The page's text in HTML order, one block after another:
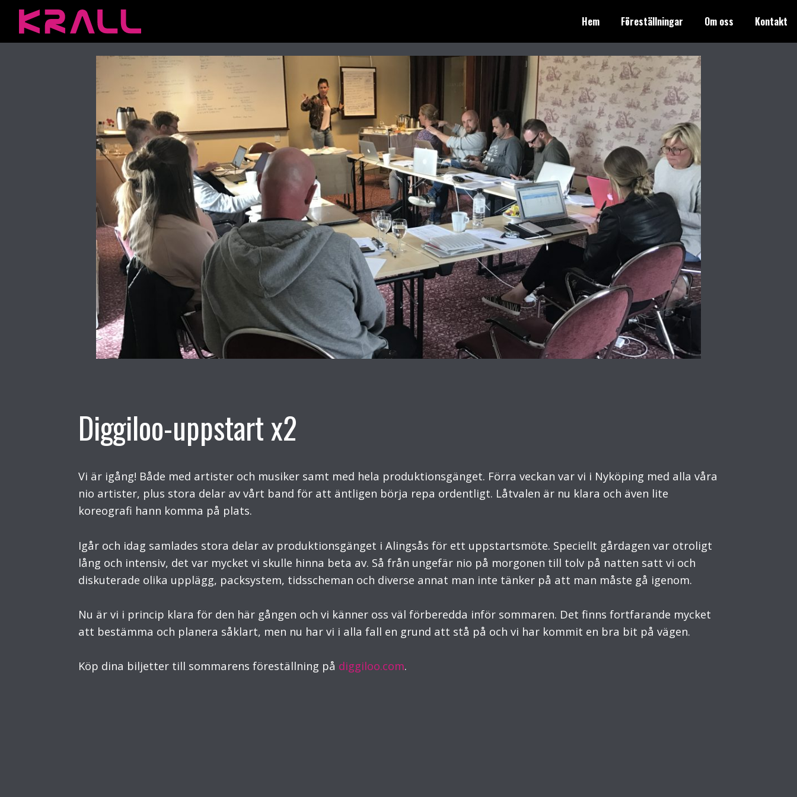
Hem Föreställningar Om oss Kontakt
Diggiloo-uppstart x2
Vi är igång! Både med artister och musiker samt med hela produktionsgänget. Förra veckan var vi i Nyköping med alla våra
nio artister, plus stora delar av vårt band för att äntligen börja repa ordentligt. Låtvalen är nu klara och även lite
koreografi hann komma på plats.
Igår och idag samlades stora delar av produktionsgänget i Alingsås för ett uppstartsmöte. Speciellt gårdagen var otroligt
lång och intensiv, det var mycket vi skulle hinna beta av. Så från ungefär nio på morgonen till tolv på natten satt vi och
diskuterade olika upplägg, packsystem, tidsscheman och diverse annat man inte tänker på att man måste gå igenom.
Nu är vi i princip klara för den här gången och vi känner oss väl förberedda inför sommaren. Det finns fortfarande mycket
att bestämma och planera såklart, men nu har vi i alla fall en grund att stå på och vi har kommit en bra bit på vägen.
Köp dina biljetter till sommarens föreställning på diggiloo.com.